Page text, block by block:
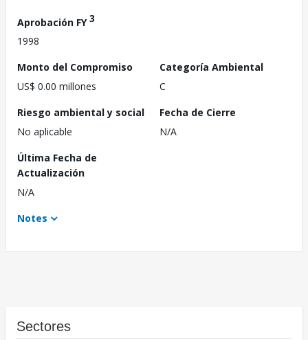
Aprobación FY3
1998
Monto del Compromiso
US$ 0.00 millones
Categoría Ambiental
C
Riesgo ambiental y social
No aplicable
Fecha de Cierre
N/A
Última Fecha de
Actualización
N/A
Notes
Sectores